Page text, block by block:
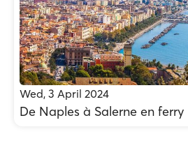
Wed, 3 April 2024
De Naples à Salerne en ferry